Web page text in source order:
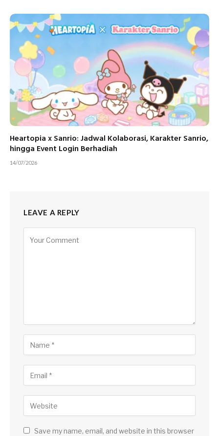
Heartopia x Sanrio: Jadwal Kolaborasi, Karakter Sanrio,
hingga Event Login Berhadiah
14/07/2026
LEAVE A REPLY
Save my name, email, and website in this browser